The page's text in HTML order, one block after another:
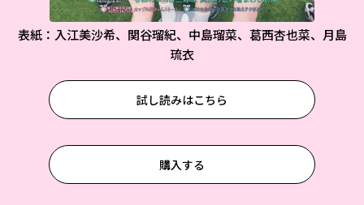
表紙：入江美沙希、関谷瑠紀、中島瑠菜、葛西杏也菜、月島
琉衣
試し読みはこちら
購入する